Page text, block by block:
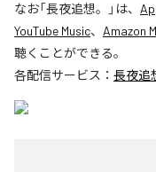
なお「長夜追想。 」は、
YouTube Music、 Amazon
聴くことができる。
各配信サービス： 長夜追